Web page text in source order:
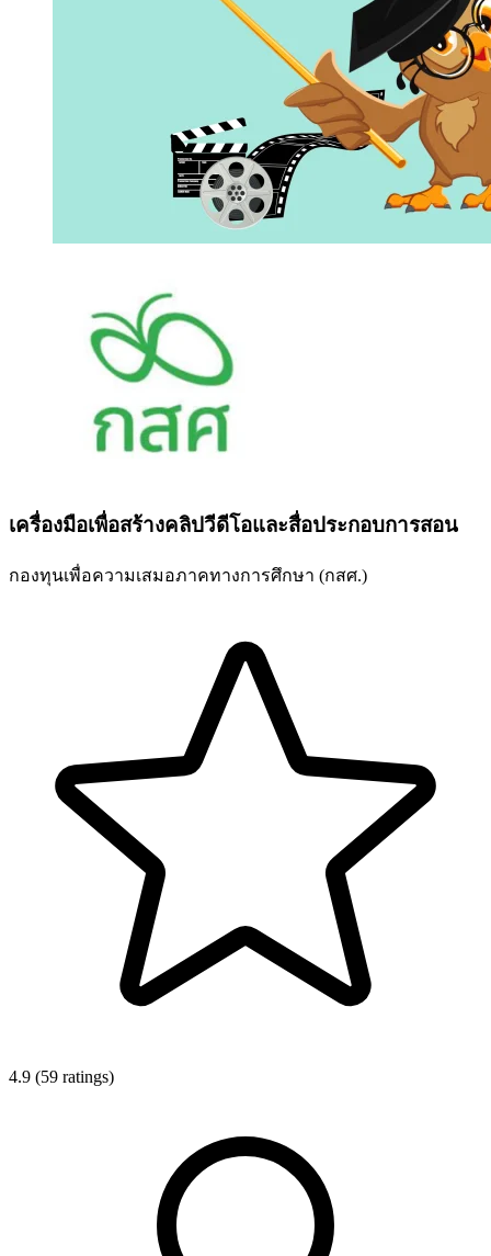
เครื่องมือเพื่อสร้างคลิปวีดีโอและสื่อประกอบการสอน
กองทุนเพื่อความเสมอภาคทางการศึกษา (กสศ.)
4.9 (59 ratings)